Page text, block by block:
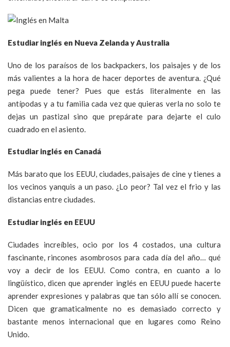
Estudiar inglés en Nueva Zelanda y Australia
Uno de los paraísos de los backpackers, los paisajes y de los
más valientes a la hora de hacer deportes de aventura. ¿Qué
pega puede tener? Pues que estás literalmente en las
antípodas y a tu familia cada vez que quieras verla no solo te
dejas un pastizal sino que prepárate para dejarte el culo
cuadrado en el asiento.
Estudiar inglés en Canadá
Más barato que los EEUU, ciudades, paisajes de cine y tienes a
los vecinos yanquis a un paso. ¿Lo peor? Tal vez el frio y las
distancias entre ciudades.
Estudiar inglés en EEUU
Ciudades increíbles, ocio por los 4 costados, una cultura
fascinante, rincones asombrosos para cada día del año… qué
voy a decir de los EEUU. Como contra, en cuanto a lo
lingüístico, dicen que aprender inglés en EEUU puede hacerte
aprender expresiones y palabras que tan sólo allí se conocen.
Dicen que gramaticalmente no es demasiado correcto y
bastante menos internacional que en lugares como Reino
Unido.